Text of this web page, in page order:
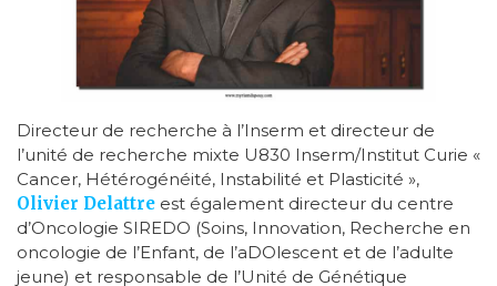
Directeur de recherche à l’Inserm et directeur de
l’unité de recherche mixte U830 Inserm/Institut Curie «
Cancer, Hétérogénéité, Instabilité et Plasticité »,
Olivier Delattre est également directeur du centre
d’Oncologie SIREDO (Soins, Innovation, Recherche en
oncologie de l’Enfant, de l’aDOlescent et de l’adulte
jeune) et responsable de l’Unité de Génétique